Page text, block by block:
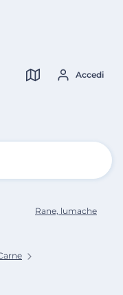
Accedi
Rane, lumache